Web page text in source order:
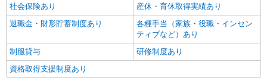
社会保険あり
産休・育休取得実績あり
退職金・財形貯蓄制度あり
各種手当（家族・役職・インセン
ティブなど）あり
制服貸与
研修制度あり
資格取得支援制度あり